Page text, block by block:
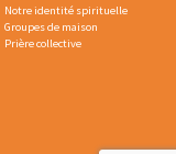
Notre identité spirituelle
Groupes de maison
Prière collective